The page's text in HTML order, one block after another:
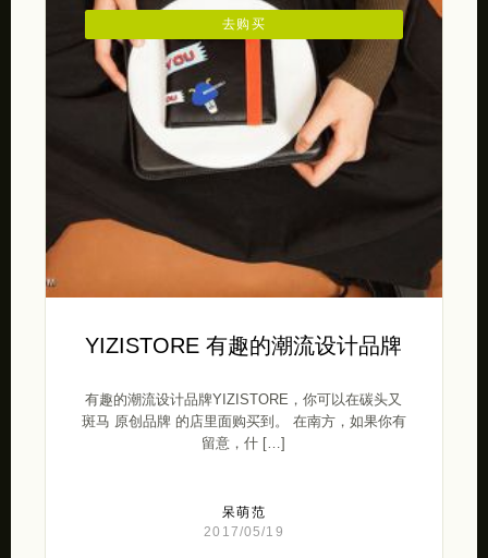
去购买
YIZISTORE 有趣的潮流设计品牌
有趣的潮流设计品牌YIZISTORE，你可以在碳头又
斑马 原创品牌 的店里面购买到。 在南方，如果你有
留意，什 […]
呆萌范
2017/05/19